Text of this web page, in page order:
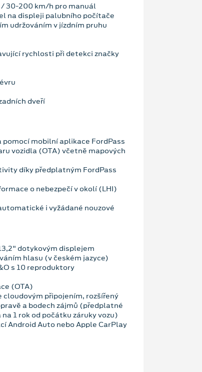
30-200 km/h pro manuál
na displeji palubního počítače
udržováním v jízdním pruhu
rychlosti při detekci značky
dveří
mobilní aplikace FordPass
vozidla (OTA) včetně mapových
díky předplatným FordPass
o nebezpečí v okolí (LHI)
i vyžádané nouzové
dotykovým displejem
hlasu (v českém jazyce)
s 10 reproduktory
(OTA)
připojením, rozšířený
a bodech zájmů (předplatné
1 rok od počátku záruky vozu)
Android Auto nebo Apple CarPlay